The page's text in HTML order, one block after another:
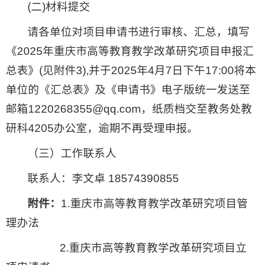
(二)材料提交
请各单位对项目申请书进行审核、汇总，填写
《2025年重庆市高等教育教学改革研究项目申报汇
总表》(见附件3),并于2025年4月7日下午17:00将本
单位的《汇总表》及《申请书》电子版统一发送至
邮箱1220268355@qq.com，纸质档交至教务处教
研科4205办公室，逾期不再受理申报。
（三）工作联系人
联系人：李文卓 18574390855
附件： 1.重庆市高等教育教学改革研究项目管
理办法
2.重庆市高等教育教学改革研究项目立